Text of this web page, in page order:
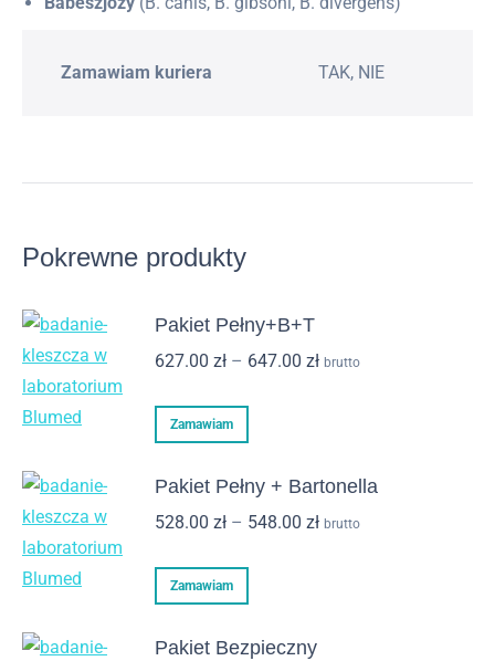
Zamawiam kuriera TAK, NIE
Pokrewne produkty
Pakiet Pełny+B+T
627.00 zł – 647.00 złZakres
do
647.00 zł
brutto
Zamawiam
produkt
ma
wiele
Opcje
można
wybrać
Pakiet Pełny + Bartonella
528.00 zł – 548.00 złZakres
brutto
Zamawiam
produkt
ma
Pakiet Bezpieczny